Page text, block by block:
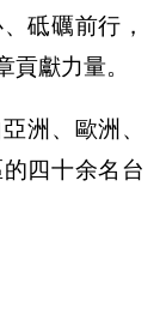
砥礪前行，
獻力量。
洲、歐洲、
四十余名台